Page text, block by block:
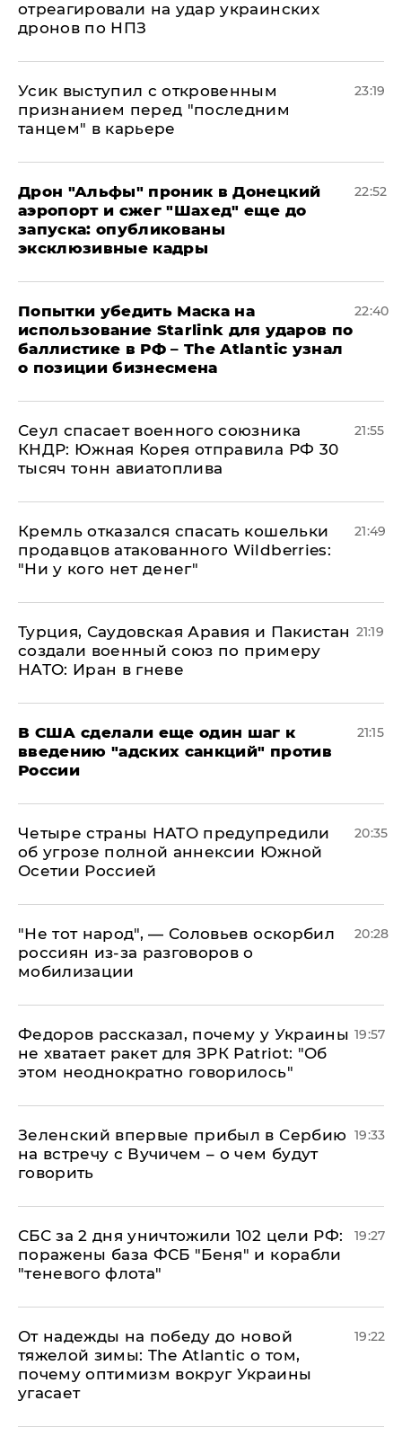
отреагировали на удар украинских
дронов по НПЗ
Усик выступил с откровенным
признанием перед "последним
танцем" в карьере
23:19
Дрон "Альфы" проник в Донецкий
аэропорт и сжег "Шахед" еще до
запуска: опубликованы
эксклюзивные кадры
22:52
Попытки убедить Маска на
использование Starlink для ударов по
баллистике в РФ – The Atlantic узнал
о позиции бизнесмена
22:40
​Сеул спасает военного союзника
КНДР: Южная Корея отправила РФ 30
тысяч тонн авиатоплива
21:55
Кремль отказался спасать кошельки
продавцов атакованного Wildberries:
"Ни у кого нет денег"
21:49
Турция, Саудовская Аравия и Пакистан
создали военный союз по примеру
НАТО: Иран в гневе
21:19
В США сделали еще один шаг к
введению "адских санкций" против
России
21:15
Четыре страны НАТО предупредили
об угрозе полной аннексии Южной
Осетии Россией
20:35
​"Не тот народ", — Соловьев оскорбил
россиян из-за разговоров о
мобилизации
20:28
Федоров рассказал, почему у Украины
не хватает ракет для ЗРК Patriot: "Об
этом неоднократно говорилось"
19:57
Зеленский впервые прибыл в Сербию
на встречу с Вучичем – о чем будут
говорить
19:33
СБС за 2 дня уничтожили 102 цели РФ:
поражены база ФСБ "Беня" и корабли
"теневого флота"
19:27
От надежды на победу до новой
тяжелой зимы: The Atlantic о том,
почему оптимизм вокруг Украины
угасает
19:22